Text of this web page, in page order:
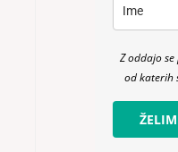
Z oddajo
od katerih